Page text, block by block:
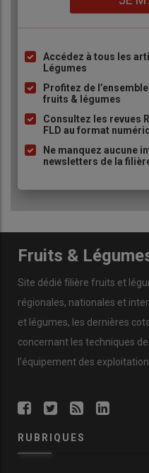
Liste
puce
Accédez à tous les
Légumes
Profitez de
fruits & légumes
Consultez les revues
FLD au format
Ne manquez aucune
newsletters de la
Fruits &
Site dédié filière fruits et
régionales, nationales et
et légumes, les dernières
concernant les techniques
l’équipement des
RUBRIQUES